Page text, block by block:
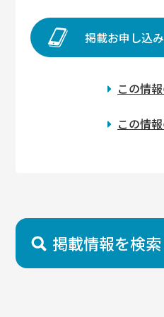
掲載お申し込
この情
この情
掲載情報を検索